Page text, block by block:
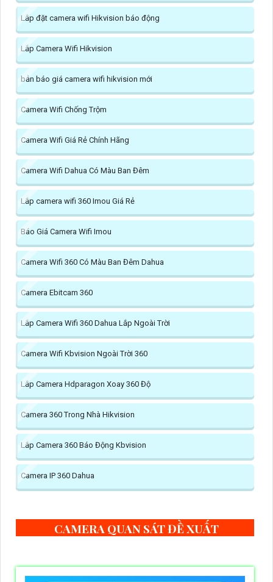
Lắp đặt camera wifi Hikvision báo động
Lắp Camera Wifi Hikvision
bản báo giá camera wifi hikvision mới
Camera Wifi Chống Trộm
Camera Wifi Giá Rẻ Chính Hãng
Camera Wifi Dahua Có Màu Ban Đêm
Lắp camera wifi 360 Imou Giá Rẻ
Báo Giá Camera Wifi Imou
Camera Wifi 360 Có Màu Ban Đêm Dahua
Camera Ebitcam 360
Lắp Camera Wifi 360 Dahua Lắp Ngoài Trời
Camera Wifi Kbvision Ngoài Trời 360
Lắp Camera Hdparagon Xoay 360 Độ
Camera 360 Trong Nhà Hikvision
Lắp Camera 360 Báo Động Kbvision
Camera IP 360 Dahua
CAMERA QUAN SÁT ĐỀ XUẤT